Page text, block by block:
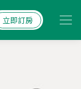
立即訂房